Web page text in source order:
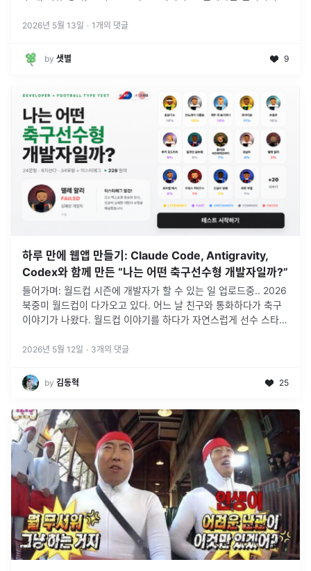
2026년 5월 13일 · 1 개의 댓글
by 샛별 9
하루 만에 웹앱 만들기: Claude Code, Antigravity,
Codex와 함께 만든 “나는 어떤 축구선수형 개발자일까?”
들어가며: 월드컵 시즌에 개발자가 할 수 있는 일 업로드중.. 2026
북중미 월드컵이 다가오고 있다. 어느 날 친구와 통화하다가 축구
이야기가 나왔다. 월드컵 이야기를 하다가 자연스럽게 선수 스타일
2026년 5월 12일 · 3개의 댓글
by 김동혁 25